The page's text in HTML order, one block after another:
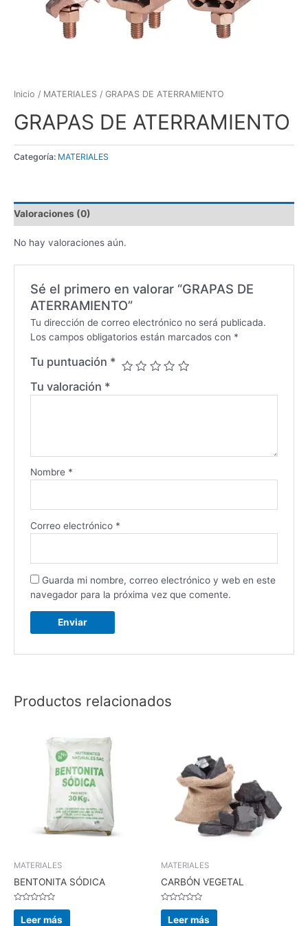
Inicio / MATERIALES / GRAPAS DE ATERRAMIENTO
GRAPAS DE ATERRAMIENTO
Categoría: MATERIALES
Valoraciones (0)
No hay valoraciones aún.
Sé el primero en valorar “GRAPAS DE
ATERRAMIENTO”
Tu dirección de correo electrónico no será publicada.
Los campos obligatorios están marcados con *
Tu puntuación *
Tu valoración *
Nombre *
Correo electrónico *
Guarda mi nombre, correo electrónico y web en este
navegador para la próxima vez que comente.
Productos relacionados
MATERIALES
BENTONITA SÓDICA
Valorado
enLeer más
MATERIALES
CARBÓN VEGETAL
Valorado
enLeer más